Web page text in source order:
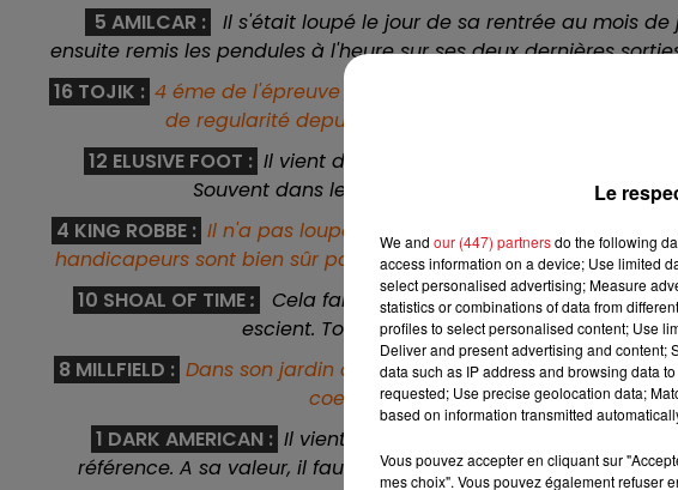
7h00 - 10h00
RDL WEEK-END
5 AMILCAR :
Il s'était loupé le jour de sa rentrée au mois
ensuite remis les pendules à l'heure sur ses deux dernières
16 TOJIK : 4 éme de l'épreuve référence du 11/04, il se retrouve
de regularité depuis plusieurs semaines, il ne devrait
12 ELUSIVE FOOT : Il vient de se classer second de
Souvent dans les 5 premiers sur ses sorties, il fait
4 KING ROBBE : Il n'a pas loupé son engagement en s'imposant
handicapeurs sont bien sûr passés par là avec un + 3 kg sur le
10 SHOAL OF TIME:
Cela fait un an qu'il est au rendez-vous
escient. Tout semble au mieux pour le voir
8 MILLFIELD : Dans son jardin à Longchamp ou il n'a jamais
coeur sur la piste. Il a encore les
1 DARK AMERICAN : Il vient d'avoir le bon parcours
référence. A sa valeur, il faut que tout se passe bien,
Le
We and our (447) partnersdo the following
access information on a device; Use limited
select personalised advertising; Measure
statistics or combinations of data from
profiles to select personalised content; Use
Deliver and present advertising and content;
data such as IP address and browsing data
requested; Use precise geolocation data;
based on information transmitted
Vous pouvez accepter en cliquant sur
mes choix". Vous pouvez également refuser